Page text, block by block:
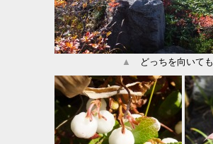
▲ どっちを向いても